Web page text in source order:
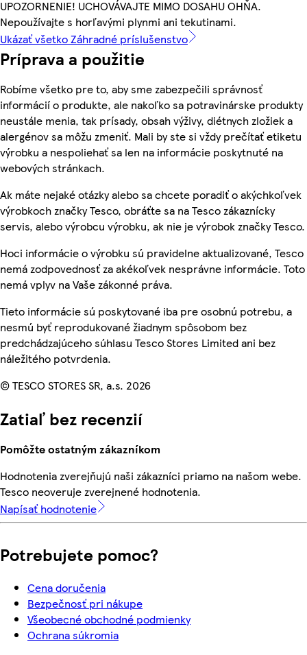
UPOZORNENIE! UCHOVÁVAJTE MIMO DOSAHU OHŇA.
Nepoužívajte s horľavými plynmi ani tekutinami.
Ukázať všetko Záhradné príslušenstvo
Príprava a použitie
Robíme všetko pre to, aby sme zabezpečili správnosť
informácií o produkte, ale nakoľko sa potravinárske produkty
neustále menia, tak prísady, obsah výživy, diétnych zložiek a
alergénov sa môžu zmeniť. Mali by ste si vždy prečítať etiketu
výrobku a nespoliehať sa len na informácie poskytnuté na
webových stránkach.
Ak máte nejaké otázky alebo sa chcete poradiť o akýchkoľvek
výrobkoch značky Tesco, obráťte sa na Tesco zákaznícky
servis, alebo výrobcu výrobku, ak nie je výrobok značky Tesco.
Hoci informácie o výrobku sú pravidelne aktualizované, Tesco
nemá zodpovednosť za akékoľvek nesprávne informácie. Toto
nemá vplyv na Vaše zákonné práva.
Tieto informácie sú poskytované iba pre osobnú potrebu, a
nesmú byť reprodukované žiadnym spôsobom bez
predchádzajúceho súhlasu Tesco Stores Limited ani bez
náležitého potvrdenia.
© TESCO STORES SR, a.s. 2026
Zatiaľ bez recenzií
Pomôžte ostatným zákazníkom
Hodnotenia zverejňujú naši zákazníci priamo na našom webe.
Tesco neoveruje zverejnené hodnotenia.
Napísať hodnotenie
Potrebujete pomoc?
Cena doručenia
Bezpečnosť pri nákupe
Všeobecné obchodné podmienky
Ochrana súkromia